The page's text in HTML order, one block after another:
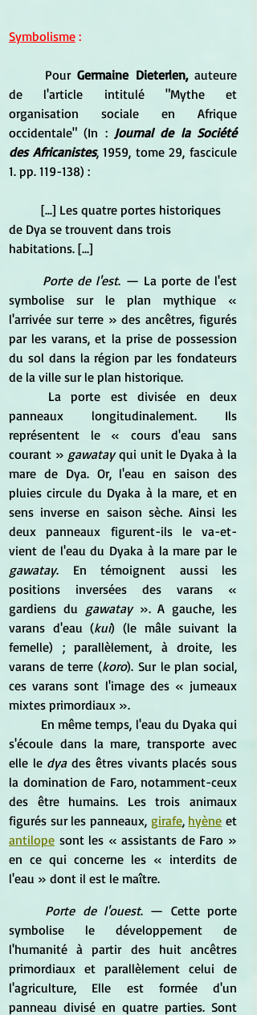
Symbolisme :
	Pour
Germaine Dieterlen, auteure
de l'article intitulé "Mythe et
organisation sociale en Afrique
occidentale" (In : Journal de la Société
des Africanistes, 1959, tome 29, fascicule
1. pp. 119-138) :
de Dya se trouvent dans trois
habitations. [...]
Porte de l'est. — La porte de l'est
symbolise sur le plan mythique «
l'arrivée sur terre » des ancêtres, figurés
par les varans, et la prise de possession
du sol dans la région par les fondateurs
de la ville sur le plan historique.
panneaux longitudinalement. Ils
représentent le « cours d'eau sans
courant » gawatay qui unit le Dyaka à la
mare de Dya. Or, l'eau en saison des
pluies circule du Dyaka à la mare, et en
sens inverse en saison sèche. Ainsi les
deux panneaux figurent-ils le va-et-
gawatay. En témoignent aussi les
positions inversées des varans «
gardiens du gawatay ». A gauche, les
varans d'eau (kui) (le mâle suivant la
femelle) ; parallèlement, à droite, les
varans de terre (koro). Sur le plan social,
ces varans sont l'image des « jumeaux
mixtes primordiaux ».
s'écoule dans la mare, transporte avec
elle le dya des êtres vivants placés sous
la domination de Faro, notamment-ceux
des être humains. Les trois animaux
figurés sur les panneaux, girafe, hyène
antilope sont les « assistants de Faro »
en ce qui concerne les « interdits de
l'eau » dont il est le maître.
Porte de l'ouest. — Cette porte
symbolise le développement de
l'humanité à partir des huit ancêtres
primordiaux et parallèlement celui de
l'agriculture, Elle est formée d'un
panneau divisé en quatre parties. Sont